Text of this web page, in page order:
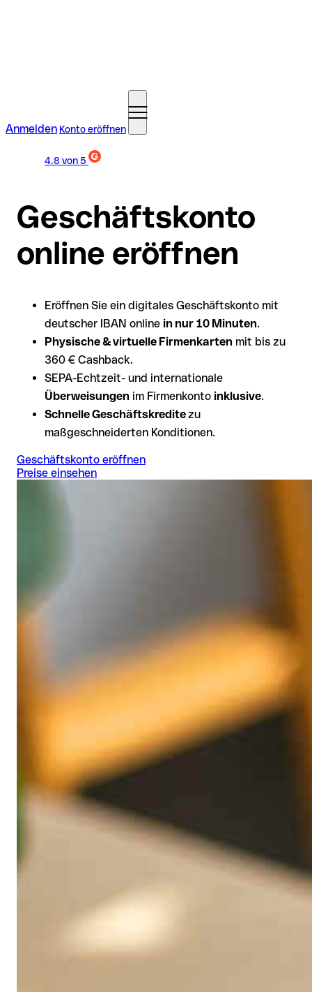
Anmelden Konto eröffnen
4.8 von 5
Geschäftskonto
online eröffnen
Eröffnen Sie ein digitales Geschäftskonto mit
deutscher IBAN online in nur 10 Minuten.
Physische & virtuelle Firmenkarten mit bis zu
360 € Cashback.
SEPA-Echtzeit- und internationale
Überweisungen im Firmenkonto inklusive.
Schnelle Geschäftskreditezu
maßgeschneiderten Konditionen.
Geschäftskonto eröffnen
Preise einsehen